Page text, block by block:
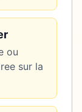
ou
sur la